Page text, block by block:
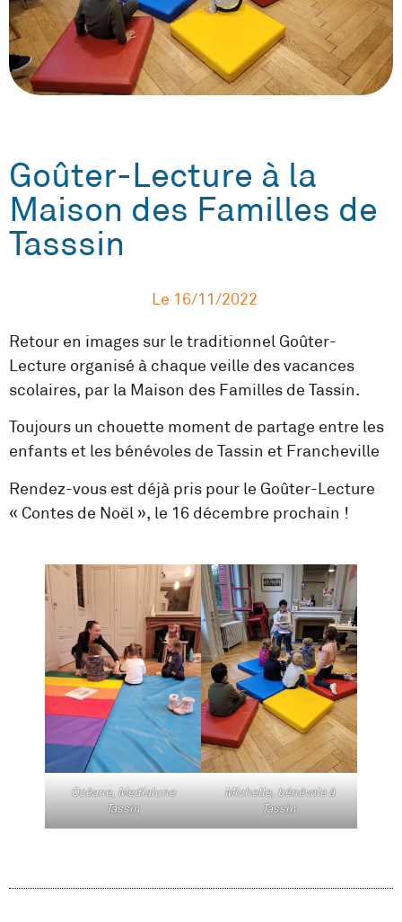
Goûter-Lecture à la
Maison des Familles de
Tasssin
Le 16/11/2022
Retour en images sur le traditionnel Goûter-
Lecture organisé à chaque veille des vacances
scolaires, par la Maison des Familles de Tassin.
Toujours un chouette moment de partage entre les
enfants et les bénévoles de Tassin et Francheville
Rendez-vous est déjà pris pour le Goûter-Lecture
« Contes de Noël », le 16 décembre prochain !
Océane, Medialune
Tassin
Michelle, bénévole à
Tassin